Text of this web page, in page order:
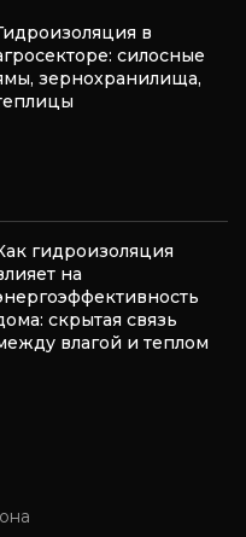
в
силосные
зернохранилища,
гидроизоляция
на
скрытая связь
влагой и теплом